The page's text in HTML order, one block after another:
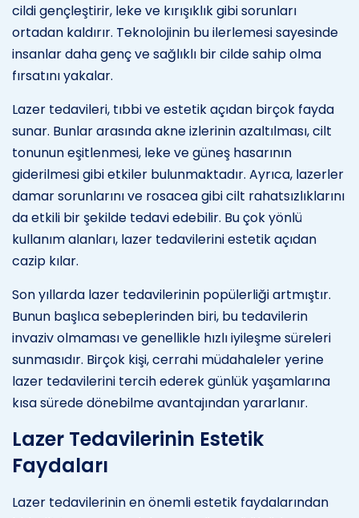
cildi gençleştirir, leke ve kırışıklık gibi sorunları
ortadan kaldırır. Teknolojinin bu ilerlemesi sayesinde
insanlar daha genç ve sağlıklı bir cilde sahip olma
fırsatını yakalar.
Lazer tedavileri, tıbbi ve estetik açıdan birçok fayda
sunar. Bunlar arasında akne izlerinin azaltılması, cilt
tonunun eşitlenmesi, leke ve güneş hasarının
giderilmesi gibi etkiler bulunmaktadır. Ayrıca, lazerler
damar sorunlarını ve rosacea gibi cilt rahatsızlıklarını
da etkili bir şekilde tedavi edebilir. Bu çok yönlü
kullanım alanları, lazer tedavilerini estetik açıdan
cazip kılar.
Son yıllarda lazer tedavilerinin popülerliği artmıştır.
Bunun başlıca sebeplerinden biri, bu tedavilerin
invaziv olmaması ve genellikle hızlı iyileşme süreleri
sunmasıdır. Birçok kişi, cerrahi müdahaleler yerine
lazer tedavilerini tercih ederek günlük yaşamlarına
kısa sürede dönebilme avantajından yararlanır.
Lazer Tedavilerinin Estetik
Faydaları
Lazer tedavilerinin en önemli estetik faydalarından